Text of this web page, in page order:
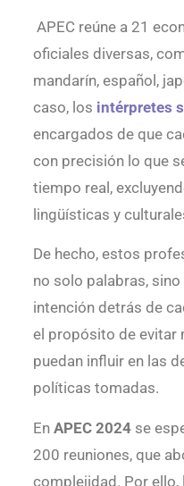
APEC reúne a 21
oficiales diversas,
mandarín, español,
caso, los intérpretes
encargados de que
con precisión lo que
tiempo real,
lingüísticas y
De hecho, estos
no solo palabras,
intención detrás de
el propósito de evitar
puedan influir en las
políticas tomadas.
En APEC 2024se
200 reuniones, que
complejidad. Por